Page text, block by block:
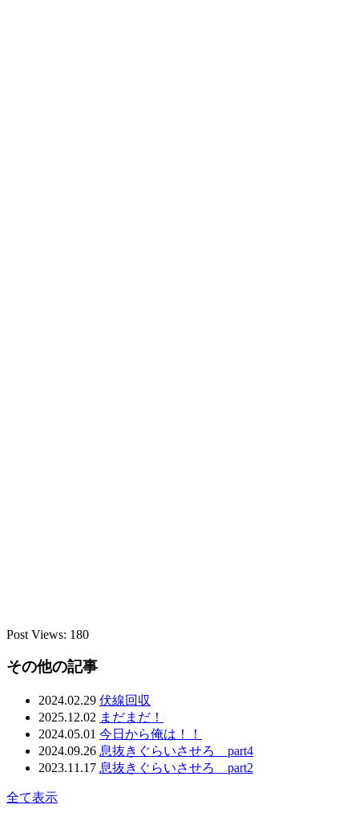
Post Views: 180
その他の記事
2024.02.29 伏線回収
2025.12.02 まだまだ！
2024.05.01 今日から俺は！！
2024.09.26 息抜きぐらいさせろ part4
2023.11.17 息抜きぐらいさせろ part2
全て表示